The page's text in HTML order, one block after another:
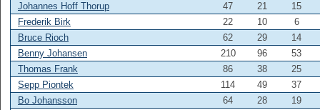
Johannes Hoff Thorup
47 21
15
Frederik Birk
22 10
6
Bruce Rioch
62 29
14
Benny Johansen
210 96
53
Thomas Frank
86 38
25
Sepp Piontek
114 49
37
Bo Johansson
64 28
19